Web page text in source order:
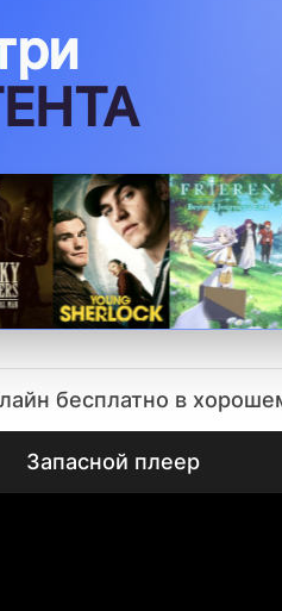
бесплатно в
Запасной плеер